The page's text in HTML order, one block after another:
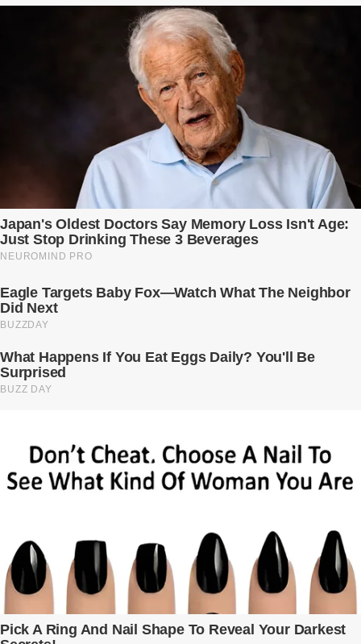
khe cửa gỗ cũ kỹ. Trong một căn biệt thự sang trọng ở phố Tây Hồ,
Ngọc Anh ngồi lặng lẽ trên ghế sofa, tay đặt lên bụng – nơi hai sinh
linh bé bỏng đang lớn dần từng ngày. Cô chưa bao giờ nghĩ mình sẽ
phải sống trong sợ hãi khi mang thai, đặc biệt là sợ… chính chồng
mình. Trí – người chồng mà cô từng yêu đến mù quáng, đã không
còn là người đàn ông của ngày đầu. Thành đạt, quyền lực, nhưng
cũng dối trá và lạnh lùng. Gần đây, anh hay về muộn, thậm chí có
đêm không về. Và rồi, trong một bữa cơm tối vắng lặng, Trí ném
xuống bàn ly n...